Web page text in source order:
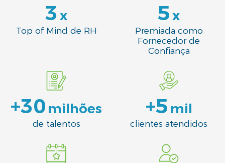
3x
Top of Mind de RH
5x
Premiada como
Fornecedor de
Confiança
+30 milhões
de talentos
+5 mil
clientes atendidos